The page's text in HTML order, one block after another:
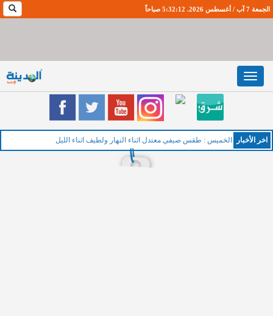
الجمعة 7 آب / أغسطس 2026. 5:32:12 صباحاً
Toggle
navigation
اخر اﻷخبار الخميس : طقس صيفي معتدل اثناء النهار ولطيف اثناء الليل